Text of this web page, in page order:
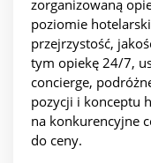
zorganizowaną
poziomie
przejrzystość,
tym opiekę 24/7,
concierge,
pozycji i konceptu
na konkurencyjne
do ceny.